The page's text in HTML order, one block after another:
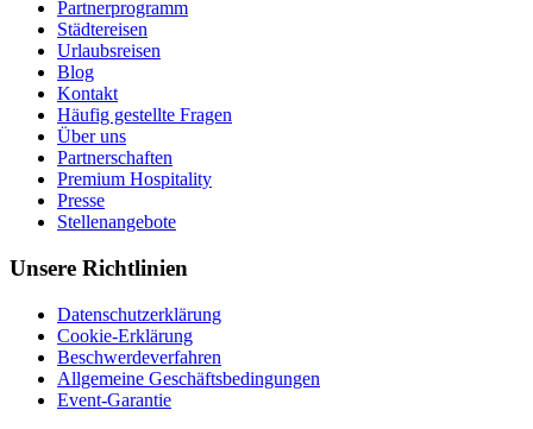
Partnerprogramm
Städtereisen
Urlaubsreisen
Blog
Kontakt
Häufig gestellte Fragen
Über uns
Partnerschaften
Premium Hospitality
Presse
Stellenangebote
Unsere Richtlinien
Datenschutzerklärung
Cookie-Erklärung
Beschwerdeverfahren
Allgemeine Geschäftsbedingungen
Event-Garantie